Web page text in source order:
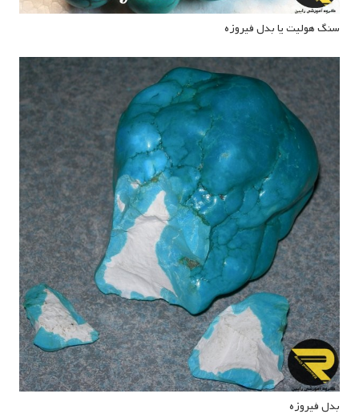
سنگ هولیت یا بدل فیروزه
بدل فیروزه